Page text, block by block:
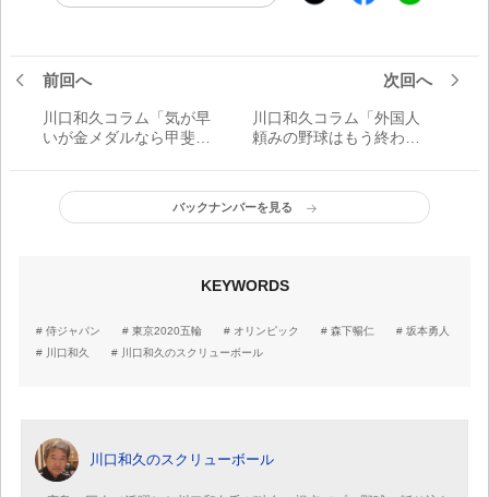
前回へ
川口和久コラム「気が早
いが金メダルなら甲斐が
次回へ
川口和久コラム「外国人
頼みの野球はもう終わっ
バックナンバーを見る
KEYWORDS
侍ジャパン 東京2020五輪 オリンピック 森下暢仁
坂本勇人
川口和久
川口和久のスクリューボール
川口和久のスクリューボール